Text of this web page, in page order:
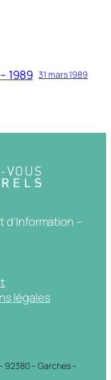
1989 31 mars 1989
d'Information –
légales
92380 – Garches –